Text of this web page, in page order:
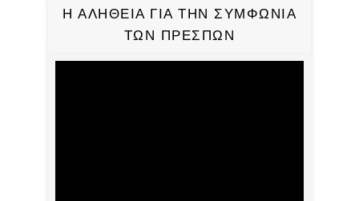
Η ΑΛΗΘΕΙΑ ΓΙΑ ΤΗΝ ΣΥΜΦΩΝΙΑ
ΤΩΝ ΠΡΕΣΠΩΝ